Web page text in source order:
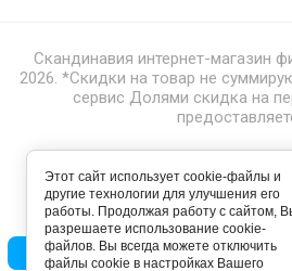
Скандинавия интернет-магазин
2026. *Скидки на товар не
сервис Долями скидка на
Позвонить
Этот сайт использует cookie-файлы и
другие технологии для улучшения его
работы. Продолжая работу с сайтом,
разрешаете использование cookie-
файлов. Вы всегда можете отключить
файлы cookie в настройках Вашего